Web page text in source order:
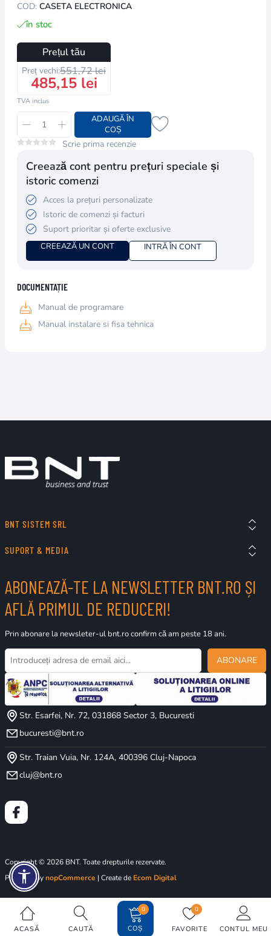
ACASĂ CAUTĂ CONTUL MEU
FAVORITE
0
COȘ
0
COD: CASETA ELECTRONICA
în stoc
Prețul tău
Preț vechi:551,72 lei
485,15 lei
TVA inclus
ADAUGĂ ÎN
COȘ
Scrie prima recenzie
Creează cont pentru prețuri speciale și
istoric comenzi
Acces la prețuri personalizate
Istoric de comenzi și facturi
Suport prioritar și oferte exclusive
CREEAZĂ UN CONT INTRĂ ÎN CONT
DOCUMENTAȚIE
Manual de programare
Manual instalare si fisa tehnica
BNT SISTEM SRL
SUPORT & MEDIA
ABONEAZĂ-TE LA NEWSLETTER BNT.RO ȘI
AFLĂ PRIMUL DE REDUCERI!
Prin abonare la newsleter-ul bnt.ro confirm că am peste 18 ani.
ABONARE
Str. Esarfei, Nr. 72, 031868 Sector 3, Bucuresti
bucuresti@bnt.ro
Str. Traian Vuia, Nr. 124A, 400396 Cluj-Napoca
cluj@bnt.ro
Copyright © 2026 BNT. Toate drepturile rezervate.
Powered bynopCommerce | Create de Ecom Digital